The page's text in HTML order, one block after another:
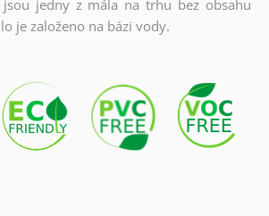
jedny z mála na trhu bez obsahu
je založeno na bázi vody.